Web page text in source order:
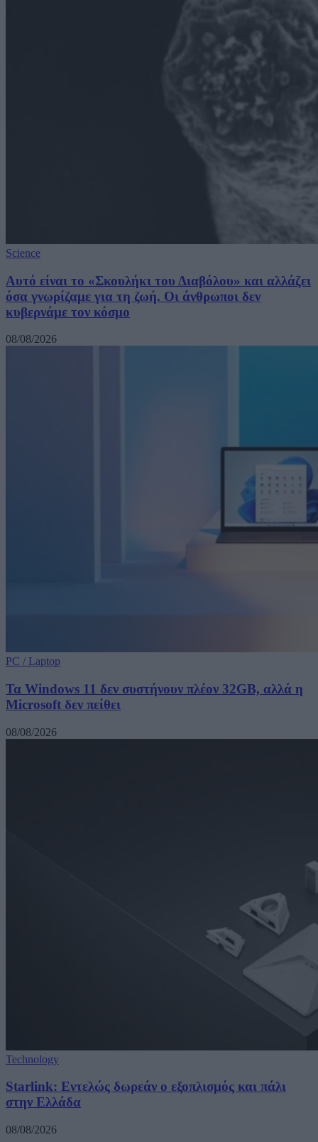
Science
Αυτό είναι το «Σκουλήκι του Διαβόλου» και αλλάζει
όσα γνωρίζαμε για τη ζωή. Οι άνθρωποι δεν
κυβερνάμε τον κόσμο
08/08/2026
PC / Laptop
Τα Windows 11 δεν συστήνουν πλέον 32GB, αλλά η
Microsoft δεν πείθει
08/08/2026
Technology
Starlink: Εντελώς δωρεάν ο εξοπλισμός και πάλι
στην Ελλάδα
08/08/2026